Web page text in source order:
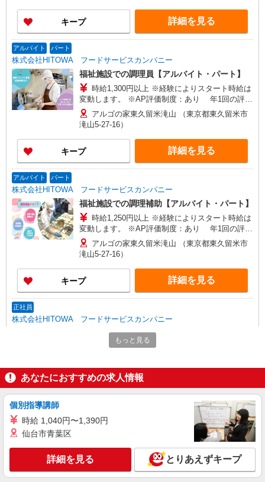
キープ 詳細を見る
アルバイト パート
株式会社HITOWA フードサービスカンパニー
福祉施設での調理員【アルバイト・パート】
時給1,300円以上 ※経験によりスタート時給は
変動します。 ※AP評価制度：あり 年1回の評価
により時給を見直します。 ※アルバイト賞与（寸
志）：あり 年2回。勤続年数により金額UP。
アルゴの家東久留米滝山 （東京都東久留米市
滝山5-27-16）
キープ 詳細を見る
アルバイト パート
株式会社HITOWA フードサービスカンパニー
福祉施設での調理補助【アルバイト・パート】
時給1,250円以上 ※経験によりスタート時給は
変動します。 ※AP評価制度：あり 年1回の評価
により時給を見直します。 ※アルバイト賞与（寸
志）：あり 年2回。勤続年数により金額UP。
アルゴの家東久留米滝山 （東京都東久留米市
滝山5-27-16）
キープ 詳細を見る
正社員
株式会社HITOWA フードサービスカンパニー
福祉施設での調理師【正社員】
月給25万円〜28万円 ※給与は経験や前職給与
イリーゼ東久留米 （東京都東久留米市中央町3
丁目12番14号）
詳細を見る
アルバイト パート
株式会社HITOWA フードサービスカンパニー
福祉施設での調理補助【アルバイト・パート】
時給1,250円 ※経験によりスタート時給は変動
もっと見る
あなたにおすすめの求人情報
個別指導講師
時給 1,040円〜1,390円
仙台市青葉区
詳細を見る とりあえずキープ